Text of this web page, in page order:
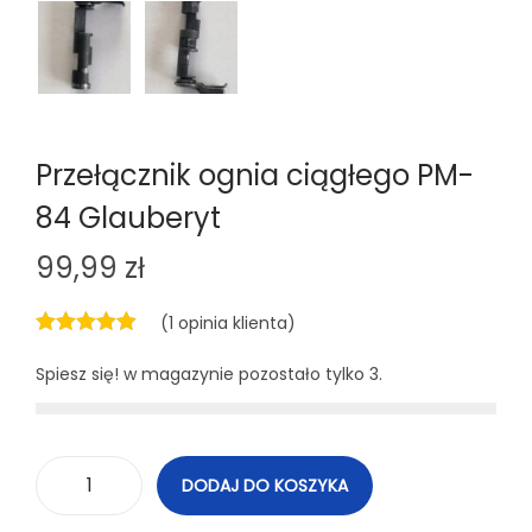
Przełącznik ognia ciągłego PM-
84 Glauberyt
99,99 zł
(1 opinia klienta)
Spiesz się! w magazynie pozostało tylko 3.
DODAJ DO KOSZYKA